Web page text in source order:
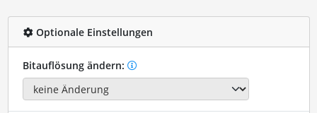
Optionale Einstellungen
Bitauflösung ändern: